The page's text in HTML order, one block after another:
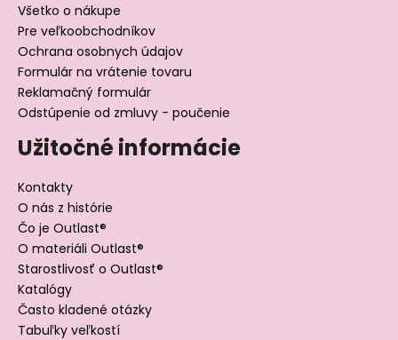
Všetko o nákupe
Pre veľkoobchodníkov
Ochrana osobnych údajov
Formulár na vrátenie tovaru
Reklamačný formulár
Odstúpenie od zmluvy - poučenie
Užitočné informácie
Kontakty
O nás z histórie
Čo je Outlast®
O materiáli Outlast®
Starostlivosť o Outlast®
Katalógy
Často kladené otázky
Tabuľky veľkostí